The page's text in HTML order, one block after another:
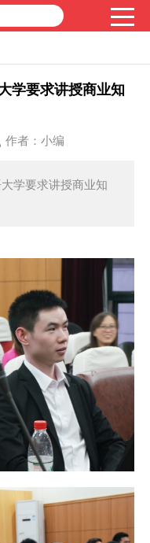
学要求讲授商业知
作者： 小编
学要求讲授商业知